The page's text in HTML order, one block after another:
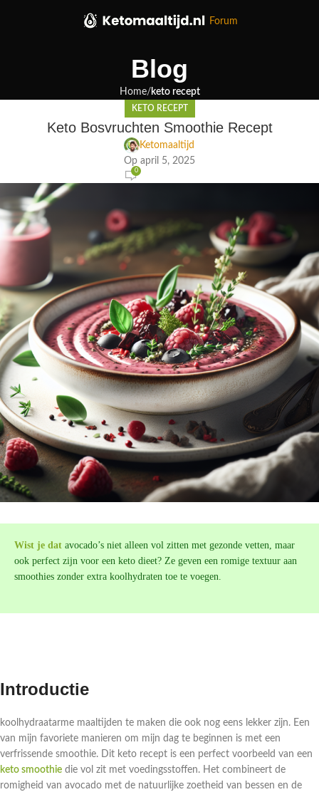
Forum
Blog
Home keto recept
KETO RECEPT
Keto Bosvruchten Smoothie Recept
Ketomaaltijd
Op april 5, 2025
0
Wist je dat avocado’s niet alleen vol zitten met gezonde vetten, maar
ook perfect zijn voor een keto dieet? Ze geven een romige textuur aan
smoothies zonder extra koolhydraten toe te voegen.
Introductie
koolhydraatarme maaltijden te maken die ook nog eens lekker zijn. Een
van mijn favoriete manieren om mijn dag te beginnen is met een
verfrissende smoothie. Dit keto recept is een perfect voorbeeld van een
keto smoothie die vol zit met voedingsstoffen. Het combineert de
romigheid van avocado met de natuurlijke zoetheid van bessen en de